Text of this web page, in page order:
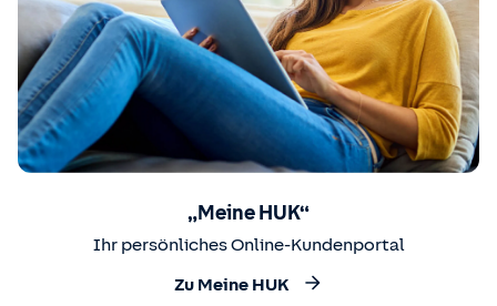
„Meine HUK“
Ihr persönliches Online-Kundenportal
Zu Meine HUK